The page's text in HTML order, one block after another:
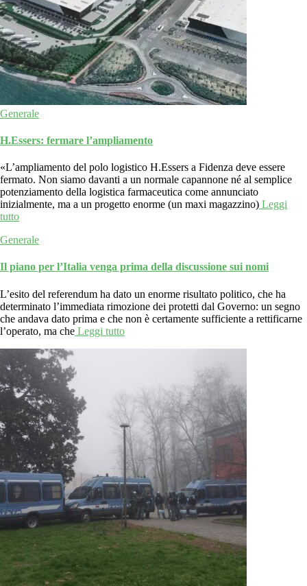
Generale
H.Essers: fermare l’ampliamento
«L’ampliamento del polo logistico H.Essers a Fidenza deve essere
fermato. Non siamo davanti a un normale capannone né al semplice
potenziamento della logistica farmaceutica come annunciato
inizialmente, ma a un progetto enorme (un maxi magazzino) Leggi
tutto
Generale
Il piano per l’Italia venga prima della discussione sui nomi
L’esito del referendum ha dato un enorme risultato politico, che ha
determinato l’immediata rimozione dei protetti dal Governo: un segno
che andava dato prima e che non è certamente sufficiente a rettificarne
l’operato, ma che Leggi tutto